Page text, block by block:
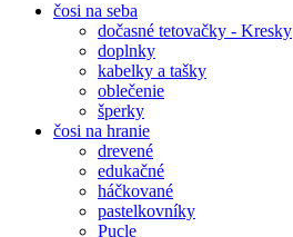
čosi na seba
dočasné tetovačky - Kresky
doplnky
kabelky a tašky
oblečenie
šperky
čosi na hranie
drevené
edukačné
háčkované
pastelkovníky
Pucle